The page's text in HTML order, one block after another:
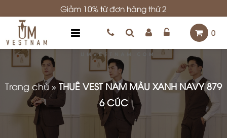
Giảm 10% từ đơn hàng thứ 2
0
Trang chủ » THUÊ VEST NAM MÀU XANH NAVY 879
6 CÚC